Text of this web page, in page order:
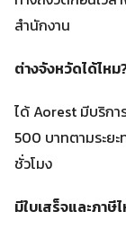
สำนักงาน
ต่างจังหวัดได้ไหม
ได้ Aorest มีบริกา
500 บาทตามระย
ชั่วโมง
มีใบเสร็จและภาษี